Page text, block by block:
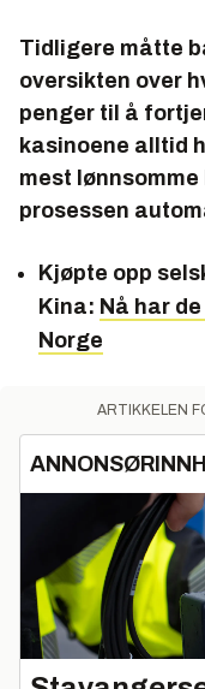
Tidligere måtte
oversikten over
penger til å
kasinoene alltid
mest
prosessen
Kjøpte opp
Kina: Nå har
Norge
ARTIKKELEN